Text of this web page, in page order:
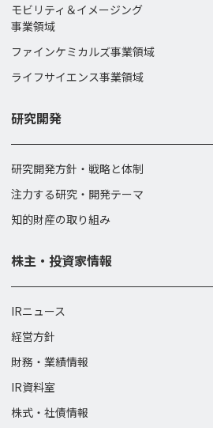
モビリティ＆イメージング
事業領域
ファインケミカルズ事業領域
ライフサイエンス事業領域
研究開発
研究開発方針・戦略と体制
注力する研究・開発テーマ
知的財産の取り組み
株主・投資家情報
IRニュース
経営方針
財務・業績情報
IR資料室
株式・社債情報